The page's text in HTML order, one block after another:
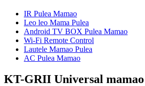
IR Pulea Mamao
Leo leo Mama Pulea
Android TV BOX Pulea Mamao
Wi-Fi Remote Control
Lautele Mamao Pulea
AC Pulea Mamao
KT-GRII Universal